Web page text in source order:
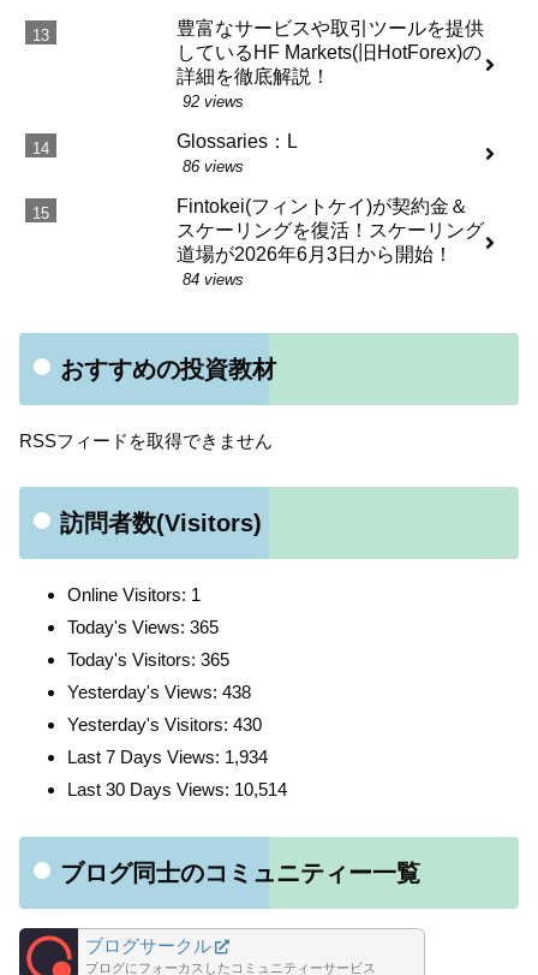
豊富なサービスや取引ツールを提供
しているHF Markets(旧HotForex)の
詳細を徹底解説！
92 views
Glossaries：L
86 views
Fintokei(フィントケイ)が契約金＆
スケーリングを復活！スケーリング
道場が2026年6月3日から開始！
84 views
おすすめの投資教材
RSSフィードを取得できません
訪問者数(Visitors)
Online Visitors: 1
Today's Views: 365
Today's Visitors: 365
Yesterday's Views: 438
Yesterday's Visitors: 430
Last 7 Days Views: 1,934
Last 30 Days Views: 10,514
ブログ同士のコミュニティー一覧
ブログサークル
ブログにフォーカスしたコミュニティーサービス